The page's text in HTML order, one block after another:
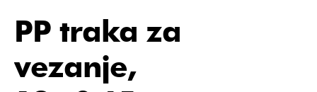
PP traka za
vezanje,